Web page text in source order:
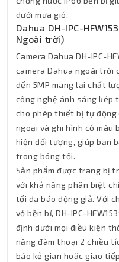
dưới mưa gió.
Dahua DH-IPC-
Ngoài trời)
Camera Dahua DH-IPC-
camera Dahua ngoài trời
đến 5MP mang lại chất
công nghệ ánh sáng kép
cho phép thiết bị tự động
ngoại và ghi hình có màu
hiện đối tượng, giúp bạn
trong bóng tối.
Sản phẩm được trang bị
với khả năng phân biệt
tối đa báo động giả. Với
vỏ bền bỉ, DH-IPC-
định dưới mọi điều kiện
năng đàm thoại 2 chiều
báo kẻ gian hoặc giao